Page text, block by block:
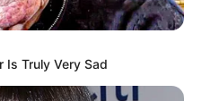
Is Truly Very Sad